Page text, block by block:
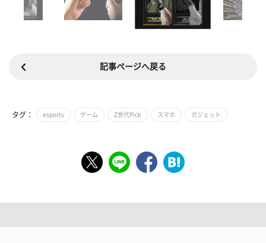
記事ページへ戻る
タグ： esports ゲーム Z世代Pick スマホ ガジェット